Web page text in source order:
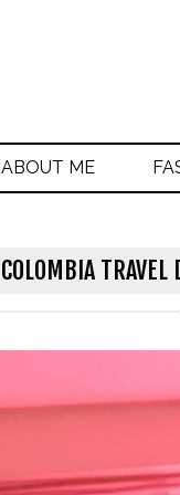
ABOUT ME
COLOMBIA